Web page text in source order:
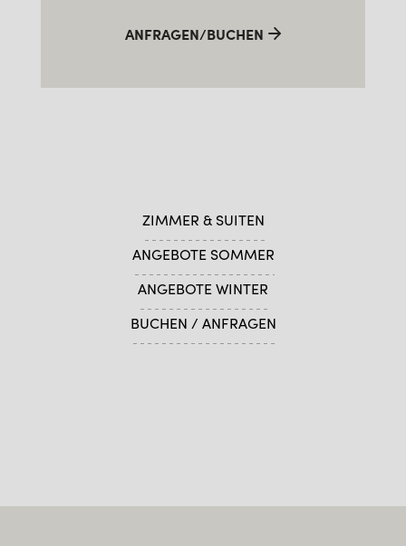
ANFRAGEN/BUCHEN
ZIMMER & SUITEN
ANGEBOTE SOMMER
ANGEBOTE WINTER
BUCHEN / ANFRAGEN